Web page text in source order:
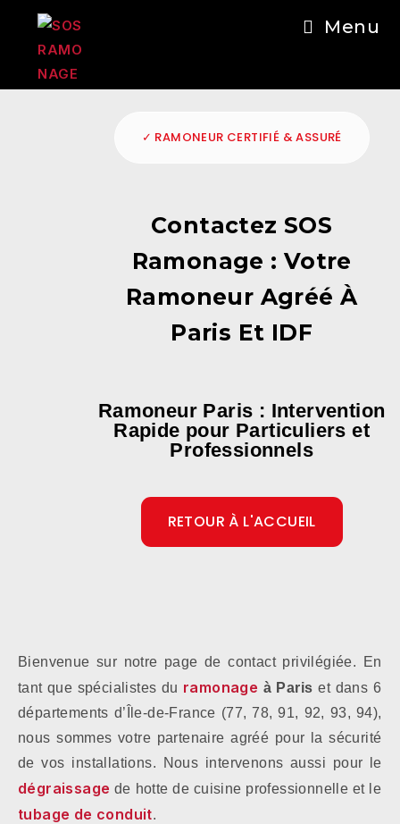
Menu
✓ RAMONEUR CERTIFIÉ & ASSURÉ
Contactez SOS
Ramonage : Votre
Ramoneur Agréé À
Paris Et IDF
Ramoneur Paris : Intervention
Rapide pour Particuliers et
Professionnels
RETOUR À L'ACCUEIL
Bienvenue sur notre page de contact privilégiée. En
tant que spécialistes du ramonage à Paris et dans 6
départements d’Île-de-France (77, 78, 91, 92, 93, 94),
nous sommes votre partenaire agréé pour la sécurité
de vos installations. Nous intervenons aussi pour le
dégraissage de hotte de cuisine professionnelle et le
tubage de conduit.
📞 Besoin d'aide ? 06 51 00 82 10